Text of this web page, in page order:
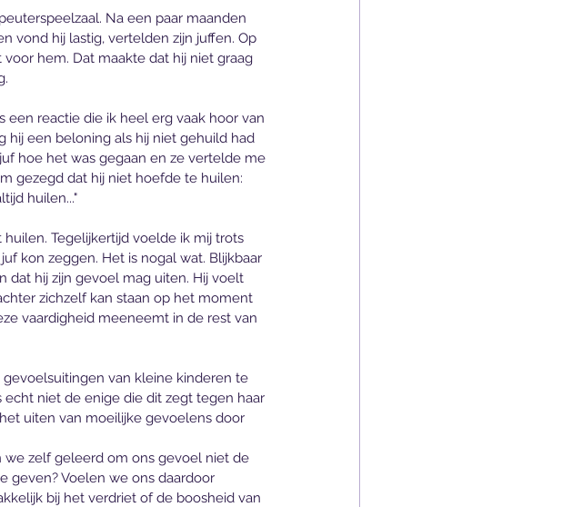
Na een paar maanden
vond hij lastig, vertelden zijn juffen. Op
hem. Dat maakte dat hij niet graag
een reactie die ik heel erg vaak hoor van
hij een beloning als hij niet gehuild had
hoe het was gegaan en ze vertelde me
gezegd dat hij niet hoefde te huilen:
huilen..."
Tegelijkertijd voelde ik mij trots
kon zeggen. Het is nogal wat. Blijkbaar
dat hij zijn gevoel mag uiten. Hij voelt
zichzelf kan staan op het moment
vaardigheid meeneemt in de rest van
van kleine kinderen te
niet de enige die dit zegt tegen haar
uiten van moeilijke gevoelens door
we zelf geleerd om ons gevoel niet de
geven? Voelen we ons daardoor
bij het verdriet of de boosheid van